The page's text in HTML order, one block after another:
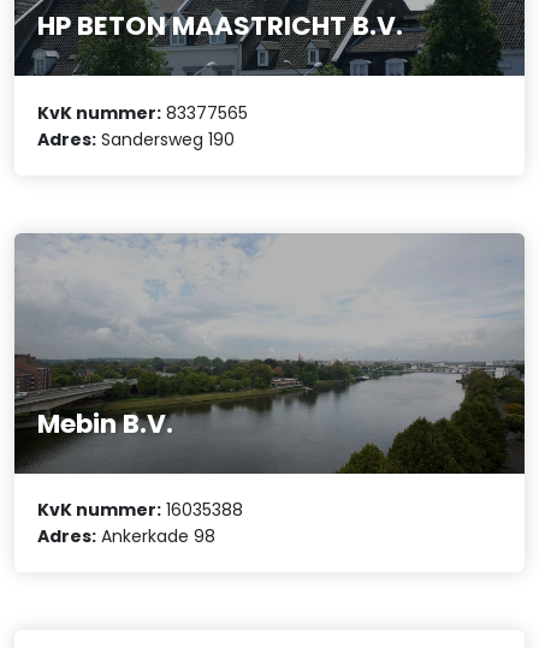
HP BETON MAASTRICHT B.V.
KvK nummer: 83377565
Adres: Sandersweg 190
Mebin B.V.
KvK nummer: 16035388
Adres: Ankerkade 98